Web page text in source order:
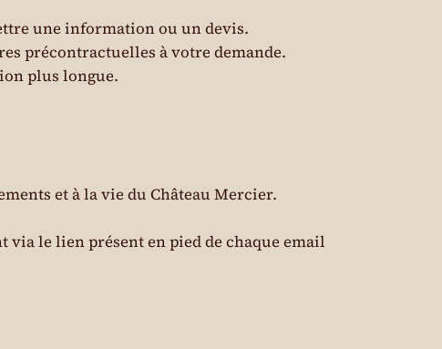
une information ou un devis.
précontractuelles à votre demande.
plus longue.
et à la vie du Château Mercier.
via le lien présent en pied de chaque email